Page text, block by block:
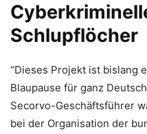
Schlupflöcher
“Dieses Projekt ist bislang
Blaupause für ganz
Secorvo-Geschäftsführer
bei der Organisation der